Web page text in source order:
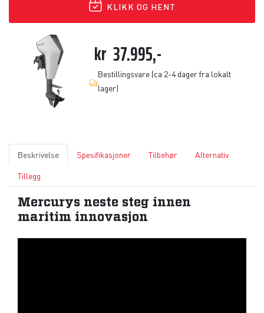
KLIKK OG HENT
kr 37.995,-
Bestillingsvare (ca 2-4 dager fra lokalt
lager)
Beskrivelse Spesifikasjoner Tilbehør
Alternativ
Tillegg
Mercurys neste steg innen
maritim innovasjon